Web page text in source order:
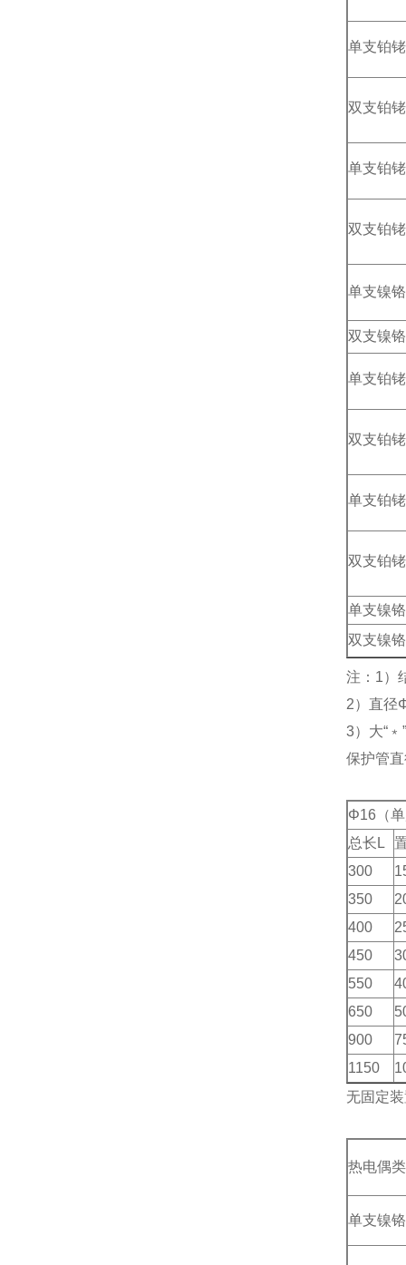
单支铂铑
双支铂铑
单支铂铑
双支铂铑
单支镍
双支镍
单支铂铑
双支铂铑
单支铂铑
双支铂铑
单支镍
双支镍
注：1）
2）直径
3）大
保护管
Φ16（
总长L
300
350
400
450
550
650
900
1150
无固定
热电偶
单支镍